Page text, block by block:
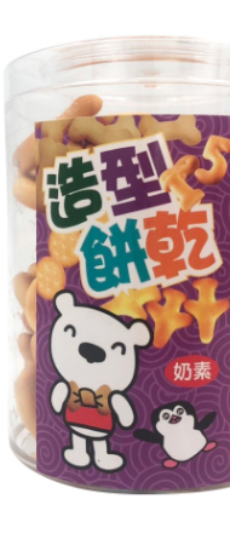
用。
請以「AFTEE先享後付 」之結帳
繳費後需取消欲退款等相關疑問
https://
科技股份有限公司提供之「
之必要範圍內提供個人資料，並
技股份有限公司。
料處理事宜，請瀏覽以下網址：
terms/#terms3
用者請事先徵得法定代理人或監
後付」，若未經同意申辦者引起之
先享後付」時，將依據個別帳
之上限額度；若仍有額度不足之
份認證。
冊多個帳號或使用他人資訊註冊
限公司將有權停止該用戶之使用
滿NT$590(含以上)免運費
滿NT$590(含以上)免運費
滿NT$890(含以上)免運費